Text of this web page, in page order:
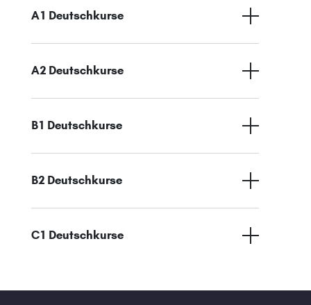
A1 Deutschkurse
A2 Deutschkurse
B1 Deutschkurse
B2 Deutschkurse
C1 Deutschkurse